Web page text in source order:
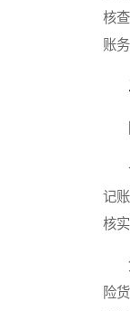
核
账
除
合
记
核
凭
险